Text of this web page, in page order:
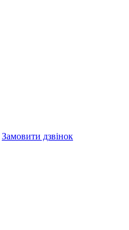
Замовити дзвінок